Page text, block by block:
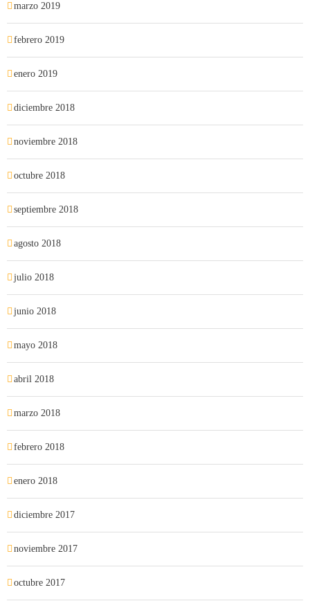
marzo 2019
febrero 2019
enero 2019
diciembre 2018
noviembre 2018
octubre 2018
septiembre 2018
agosto 2018
julio 2018
junio 2018
mayo 2018
abril 2018
marzo 2018
febrero 2018
enero 2018
diciembre 2017
noviembre 2017
octubre 2017